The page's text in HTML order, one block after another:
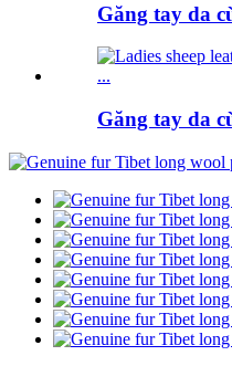
Găng tay da
Găng tay da